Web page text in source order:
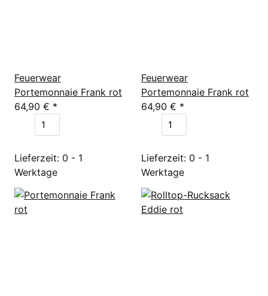
Feuerwear
Portemonnaie Frank rot
64,90 € *
Lieferzeit: 0 - 1
Werktage
Feuerwear
Portemonnaie Frank rot
64,90 € *
Lieferzeit: 0 - 1
Werktage